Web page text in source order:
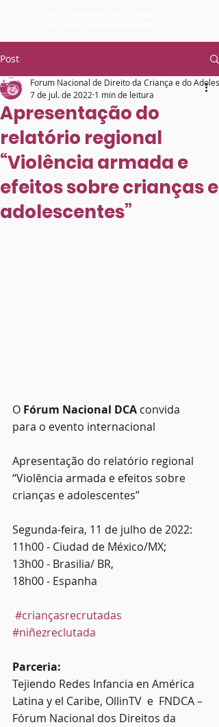
Post
Apresentação do
relatório regional
“Violência armada e
efeitos sobre crianças e
adolescentes”
Forum Nacional de Direito da Criança e do
7 de jul. de 2022 1 min de leitura
O Fórum Nacional DCA convida
para o evento internacional
Apresentação do relatório regional
“Violência armada e efeitos sobre
crianças e adolescentes”
Segunda-feira, 11 de julho de 2022:
11h00 - Ciudad de México/MX;
13h00 - Brasilia/ BR,
18h00 - Espanha
#criançasrecrutadas
#niñezreclutada
Parceria:
Tejiendo Redes Infancia en América
Latina y el Caribe, OllinTV  e  FNDCA –
Fórum Nacional dos Direitos da